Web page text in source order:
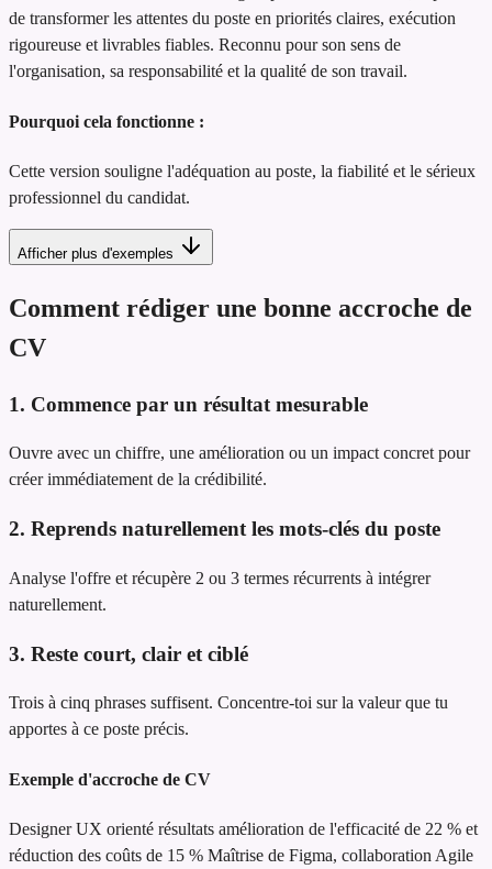
de transformer les attentes du poste en priorités claires, exécution
rigoureuse et livrables fiables. Reconnu pour son sens de
l'organisation, sa responsabilité et la qualité de son travail.
Pourquoi cela fonctionne :
Cette version souligne l'adéquation au poste, la fiabilité et le sérieux
professionnel du candidat.
Afficher plus d'exemples
Comment rédiger une bonne accroche de
CV
1. Commence par un résultat mesurable
Ouvre avec un chiffre, une amélioration ou un impact concret pour
créer immédiatement de la crédibilité.
2. Reprends naturellement les mots-clés du poste
Analyse l'offre et récupère 2 ou 3 termes récurrents à intégrer
naturellement.
3. Reste court, clair et ciblé
Trois à cinq phrases suffisent. Concentre-toi sur la valeur que tu
apportes à ce poste précis.
Exemple d'accroche de CV
Designer UX orienté résultats amélioration de l'efficacité de 22 % et
réduction des coûts de 15 % Maîtrise de Figma, collaboration Agile